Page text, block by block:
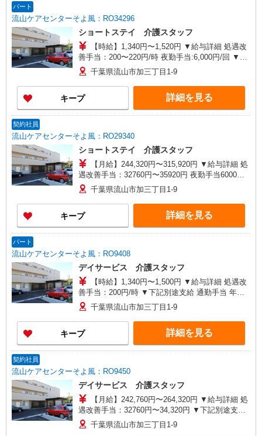
パート
流山ケアセンターそよ風：RO34296
ショートステイ 介護スタッフ
【時給】1,340円〜1,520円 ▼給与詳細 処遇改
善手当：200〜220円/時 夜勤手当:6,000円/回 ▼下
記別途支給 通勤手当 年末年始手当：380円/時 寸
志あり：年2回（6月・12月） ※業績による ※処
遇改善手当は試用期間中(3ヶ月)は支給なし
千葉県流山市加三丁目1-9
キープ 詳細を見る
契約社員
流山ケアセンターそよ風：RO29340
ショートステイ 介護スタッフ
【月給】244,320円〜315,920円 ▼給与詳細 処
遇改善手当：32760円〜35920円 夜勤手当6000円
／回 ▼下記別途支給 通勤手当 年末年始手当：380
円/時 寸志あり：年2回（6月・12月） ※業績によ
る 特別報酬：平均34.1万円（最高額135万円）
※2025年6月支給実績 ※処遇改善手当は試用期間
中(3ヶ月)は支給なし
千葉県流山市加三丁目1-9
キープ 詳細を見る
パート
流山ケアセンターそよ風：RO9408
デイサービス 介護スタッフ
【時給】1,340円〜1,500円 ▼給与詳細 処遇改
善手当：200円/時 ▼下記別途支給 通勤手当 年末
年始手当：380円/時 寸志あり：年2回（6月・12
月） ※業績による ※処遇改善手当は試用期間中(3
ヶ月)は支給なし
千葉県流山市加三丁目1-9
キープ 詳細を見る
契約社員
流山ケアセンターそよ風：RO9450
デイサービス 介護スタッフ
【月給】242,760円〜264,320円 ▼給与詳細 処
遇改善手当：32760円〜34,320円 ▼下記別途支給
通勤手当 年末年始手当：380円/時 寸志あり：年2
回（6月・12月） ※業績による 特別報酬：平均
千葉県流山市加三丁目1-9